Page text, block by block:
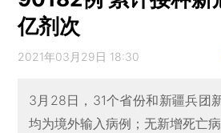
亿剂次
2021年03月29日 18:30
3月28日，31个省份和新疆兵团
均为境外输入病例；无新增死亡